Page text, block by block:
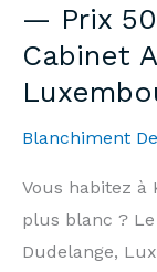
— Prix
Cabinet
Blanchiment
Vous habitez à
plus blanc ?
Dudelange,